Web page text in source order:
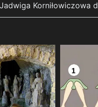
Jadwiga Korniłowiczowa d